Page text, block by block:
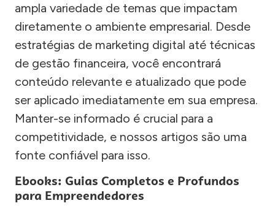
ampla variedade de temas que impactam
diretamente o ambiente empresarial. Desde
estratégias de marketing digital até técnicas
de gestão financeira, você encontrará
conteúdo relevante e atualizado que pode
ser aplicado imediatamente em sua empresa.
Manter-se informado é crucial para a
competitividade, e nossos artigos são uma
fonte confiável para isso.
Ebooks: Guias Completos e Profundos
para Empreendedores